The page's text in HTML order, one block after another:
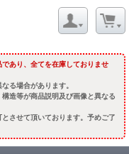
あり、全てを在庫しておりませ
る場合があります。
造等が商品説明及び画像と異なる
させて頂いております。予めご了